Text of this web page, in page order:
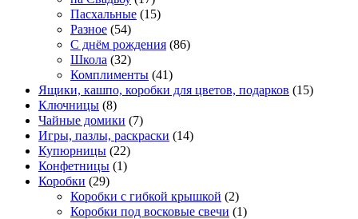
Пасхальные (15)
Разное (54)
С днём рождения (86)
Школа (32)
Комплименты (41)
Ящики, кашпо, коробки для цветов, подарков (15)
Ключницы (8)
Чайные домики (7)
Игры, пазлы, раскраски (14)
Купюрницы (22)
Конфетницы (1)
Коробки (29)
Коробки с гибкой крышкой (2)
Коробки под восковые свечи (1)